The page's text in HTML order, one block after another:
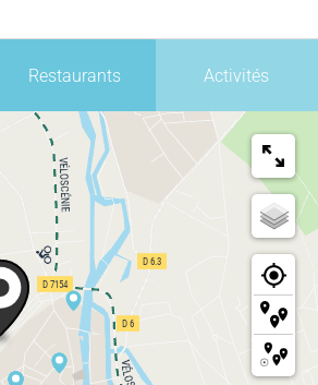
Restaurants Activités